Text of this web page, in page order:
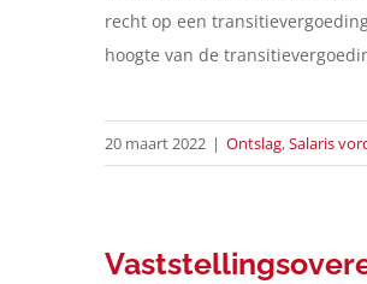
recht op een
hoogte van de
20 maart 2022 | Ontslag,Salaris